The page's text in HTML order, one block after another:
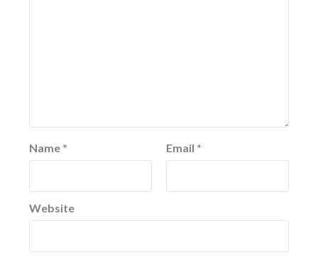
Name * Email *
Website